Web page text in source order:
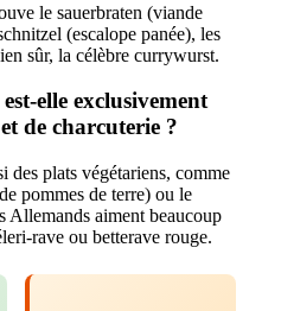
le sauerbraten (viande
(escalope panée), les
sûr, la célèbre currywurst.
elle exclusivement
de charcuterie ?
des plats végétariens, comme
pommes de terre) ou le
Allemands aiment beaucoup
rave ou betterave rouge.